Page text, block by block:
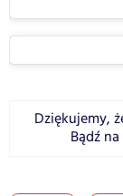
Dziękujemy,
Bądź